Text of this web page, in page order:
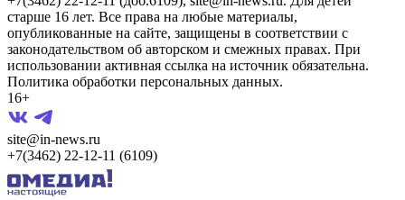
старше 16 лет. Все права на любые материалы,
опубликованные на сайте, защищены в соответствии с
законодательством об авторском и смежных правах. При
использовании активная ссылка на источник обязательна.
Политика обработки персональных данных.
16+
site@in-news.ru
+7(3462) 22-12-11 (6109)